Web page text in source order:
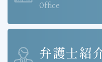
Office
弁護士紹